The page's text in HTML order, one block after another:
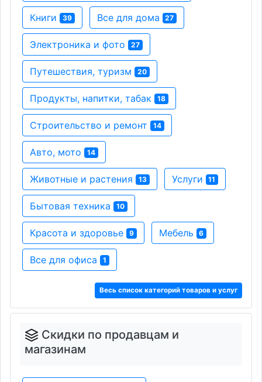
Книги 39 Все для дома 27
Электроника и фото 27
Путешествия, туризм 20
Продукты, напитки, табак 18
Строительство и ремонт 14
Авто, мото 14
Животные и растения 13 Услуги 11
Бытовая техника 10
Красота и здоровье 9 Мебель 6
Все для офиса 1
Весь список категорий товаров и услуг
Скидки по продавцам и
магазинам